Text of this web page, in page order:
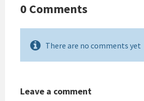
0 Comments
There are no comments yet
Leave a comment